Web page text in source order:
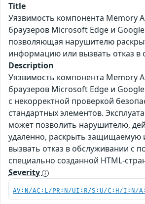
Title
Уязвимость компонента Memory
браузеров Microsoft Edge и
позволяющая нарушителю
информацию или вызвать отказ в
Description
Уязвимость компонента Memory
браузеров Microsoft Edge и
с некорректной проверкой
стандартных элементов.
может позволить нарушителю,
удаленно, раскрыть
вызвать отказ в обслуживании с
специально созданной HTML-
Severity
AV:N/AC:L/PR:N/UI:R/S:U/C:H/I:N/